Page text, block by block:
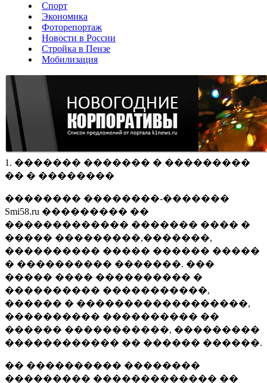
Спорт
Экономика
Фоторепортаж
Новости в России
Стройка в Пензе
Мобилизация
1. ������� ������� � ���������
�� � ��������
�������� ��������-�������
Smi58.ru ��������� ��
������������� ������� ���� �
����� ���������,�������,
���������� ����� ������ �����
� ���������� �������. ���
����� ���� ���������� �
���������� �����������,
������ � ������������������,
���������� ���������� ��
������ �����������, ���������
������������ �� ������ ������.
�� ���������� ��������
��������� ������������� ��